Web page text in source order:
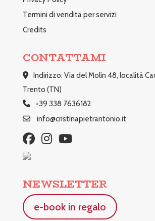
Termini di vendita per servizi
Credits
CONTATTAMI
Indirizzo: Via del Molin 48, località
Trento (TN)
+39 338 7636182
info@cristinapietrantonio.it
NEWSLETTER
e-book in regalo